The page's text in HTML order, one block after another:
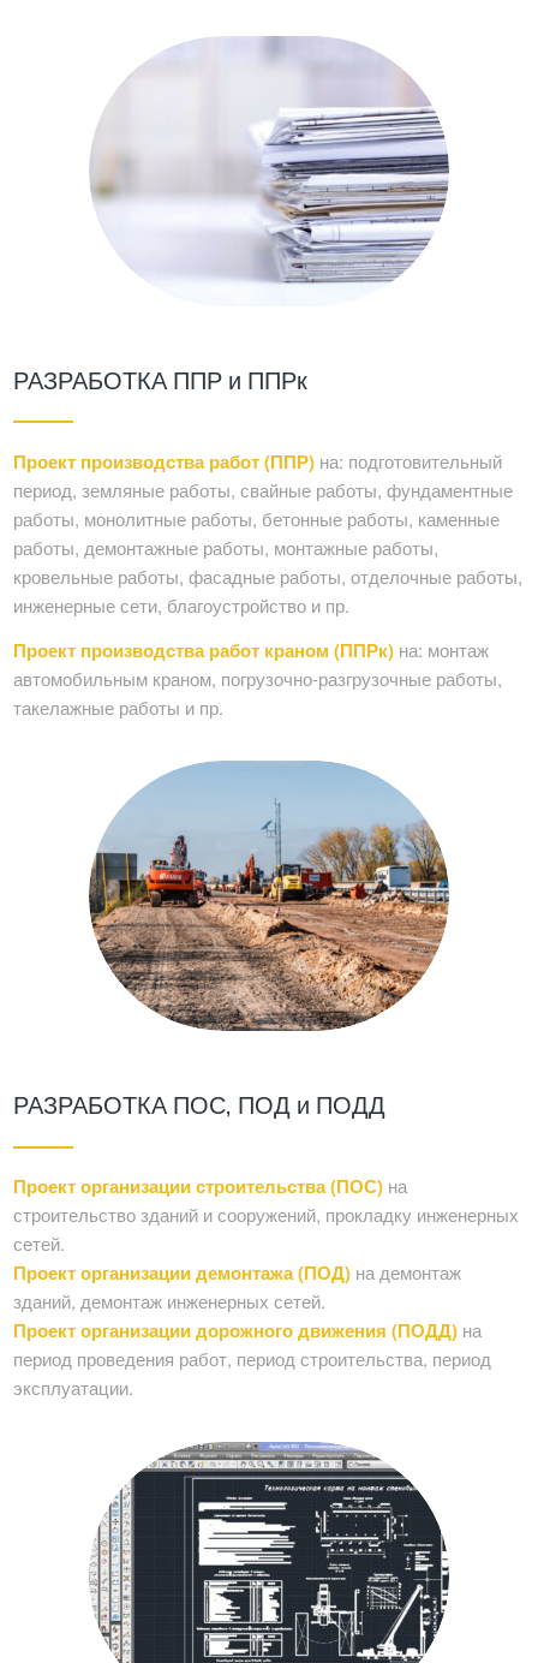
РАЗРАБОТКА ППР и ППРк
Проект производства работ (ППР) на: подготовительный
период, земляные работы, свайные работы, фундаментные
работы, монолитные работы, бетонные работы, каменные
работы, демонтажные работы, монтажные работы,
кровельные работы, фасадные работы, отделочные работы,
инженерные сети, благоустройство и пр.
Проект производства работ краном (ППРк) на: монтаж
автомобильным краном, погрузочно-разгрузочные работы,
такелажные работы и пр.
РАЗРАБОТКА ПОС, ПОД и ПОДД
Проект организации строительства (ПОС) на
строительство зданий и сооружений, прокладку инженерных
сетей.
Проект организации демонтажа (ПОД) на демонтаж
зданий, демонтаж инженерных сетей.
Проект организации дорожного движения (ПОДД) на
период проведения работ, период строительства, период
эксплуатации.